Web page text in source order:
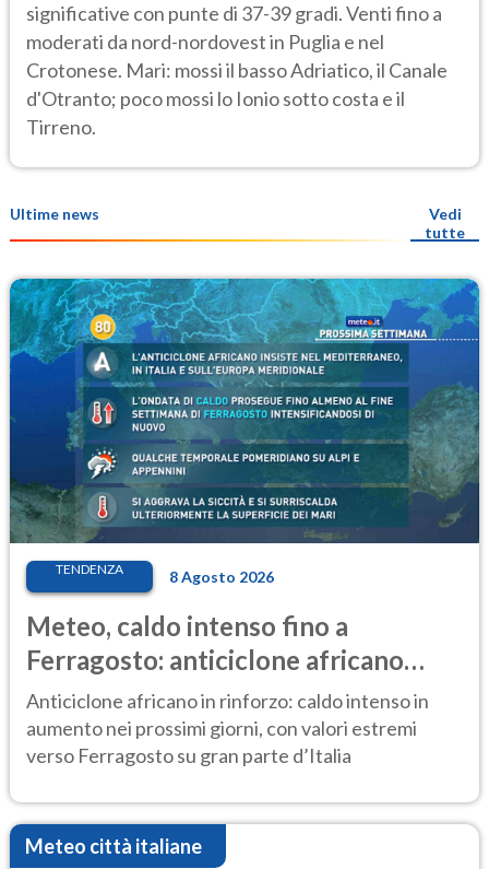
significative con punte di 37-39 gradi. Venti fino a
moderati da nord-nordovest in Puglia e nel
Crotonese. Mari: mossi il basso Adriatico, il Canale
d'Otranto; poco mossi lo Ionio sotto costa e il
Tirreno.
Ultime news
Vedi
tutte
TENDENZA 8 Agosto 2026
Meteo, caldo intenso fino a
Ferragosto: anticiclone africano
ancora protagonista
Anticiclone africano in rinforzo: caldo intenso in
aumento nei prossimi giorni, con valori estremi
verso Ferragosto su gran parte d’Italia
Meteo città italiane